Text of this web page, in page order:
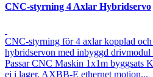
CNC-styrning 4 Axlar Hybridservo
CNC-styrning för 4 axlar kopplad
hybridservon med inbyggd drivmodul
Passar CNC Maskin 1x1m byggsats
ej i lager. AXBB-E ethernet motion...